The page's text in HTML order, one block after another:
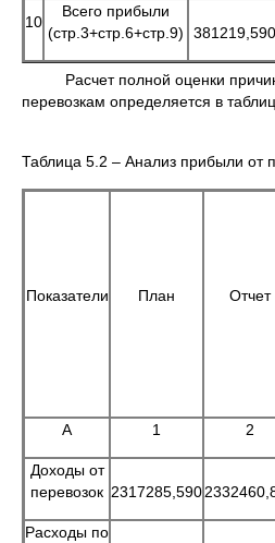
10
Всего прибыли
(стр.3+стр.6+стр.9)
381219,590
Расчет полной оценки
перевозкам определяется в
Таблица 5.2 – Анализ прибыли от
Показатели План Отчет
А 1 2
Доходы от
перевозок 2317285,590
Расходы по